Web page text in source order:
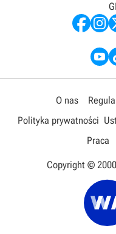
O nas
Polityka prywatności
Praca
Copyright ©